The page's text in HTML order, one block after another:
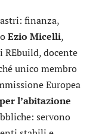
finanza,
Ezio Micelli,
docente
unico membro
Europea
l’abitazione
servono